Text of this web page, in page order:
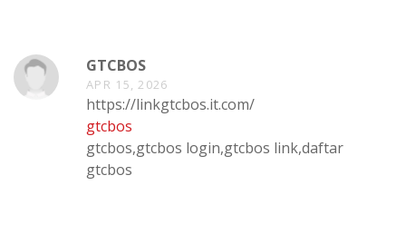
GTCBOS
APR 15, 2026
https://linkgtcbos.it.com/
gtcbos
gtcbos,gtcbos login,gtcbos link,daftar
gtcbos